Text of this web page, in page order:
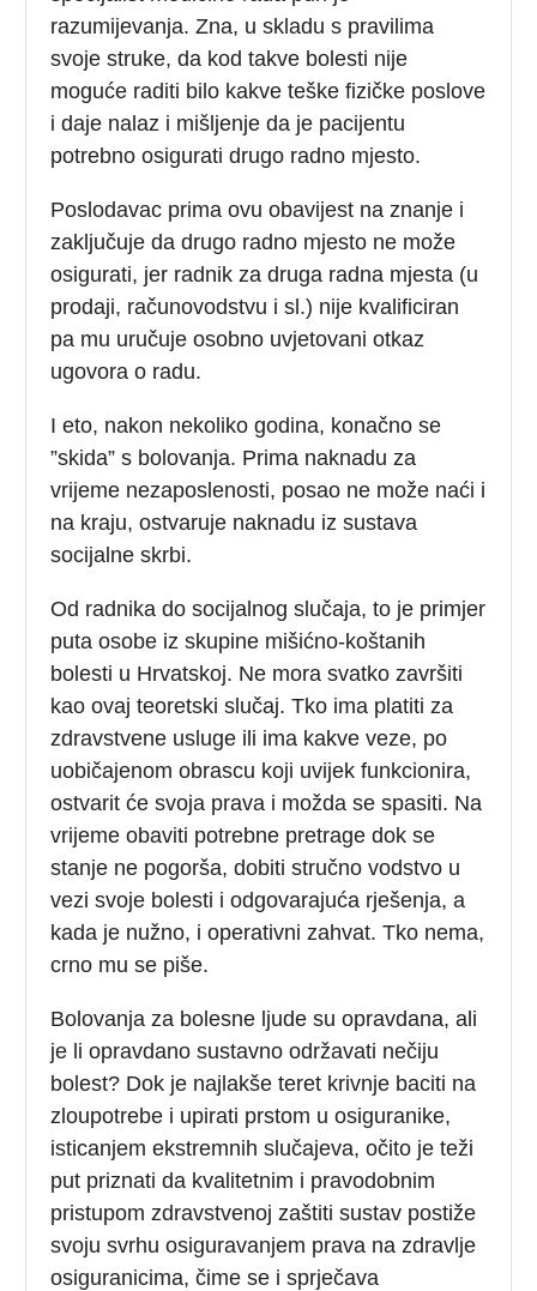
razumijevanja. Zna, u skladu s pravilima
svoje struke, da kod takve bolesti nije
moguće raditi bilo kakve teške fizičke poslove
i daje nalaz i mišljenje da je pacijentu
potrebno osigurati drugo radno mjesto.
Poslodavac prima ovu obavijest na znanje i
zaključuje da drugo radno mjesto ne može
osigurati, jer radnik za druga radna mjesta (u
prodaji, računovodstvu i sl.) nije kvalificiran
pa mu uručuje osobno uvjetovani otkaz
ugovora o radu.
I eto, nakon nekoliko godina, konačno se
”skida” s bolovanja. Prima naknadu za
vrijeme nezaposlenosti, posao ne može naći i
na kraju, ostvaruje naknadu iz sustava
socijalne skrbi.
Od radnika do socijalnog slučaja, to je primjer
puta osobe iz skupine mišićno-koštanih
bolesti u Hrvatskoj. Ne mora svatko završiti
kao ovaj teoretski slučaj. Tko ima platiti za
zdravstvene usluge ili ima kakve veze, po
uobičajenom obrascu koji uvijek funkcionira,
ostvarit će svoja prava i možda se spasiti. Na
vrijeme obaviti potrebne pretrage dok se
stanje ne pogorša, dobiti stručno vodstvo u
vezi svoje bolesti i odgovarajuća rješenja, a
kada je nužno, i operativni zahvat. Tko nema,
crno mu se piše.
Bolovanja za bolesne ljude su opravdana, ali
je li opravdano sustavno održavati nečiju
bolest? Dok je najlakše teret krivnje baciti na
zloupotrebe i upirati prstom u osiguranike,
isticanjem ekstremnih slučajeva, očito je teži
put priznati da kvalitetnim i pravodobnim
pristupom zdravstvenoj zaštiti sustav postiže
svoju svrhu osiguravanjem prava na zdravlje
osiguranicima, čime se i sprječava